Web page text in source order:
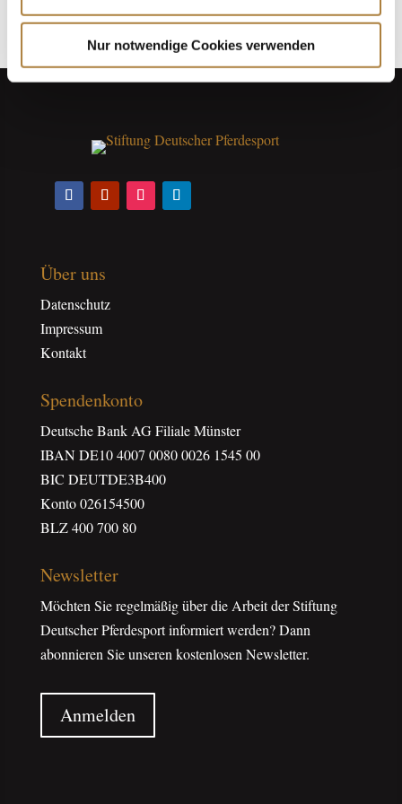
Nur notwendige Cookies verwenden
Über uns
Datenschutz
Impressum
Kontakt
Spendenkonto
Deutsche Bank AG Filiale Münster
IBAN DE10 4007 0080 0026 1545 00
BIC DEUTDE3B400
Konto 026154500
BLZ 400 700 80
Newsletter
Möchten Sie regelmäßig über die Arbeit der Stiftung
Deutscher Pferdesport informiert werden? Dann
abonnieren Sie unseren kostenlosen Newsletter.
Anmelden